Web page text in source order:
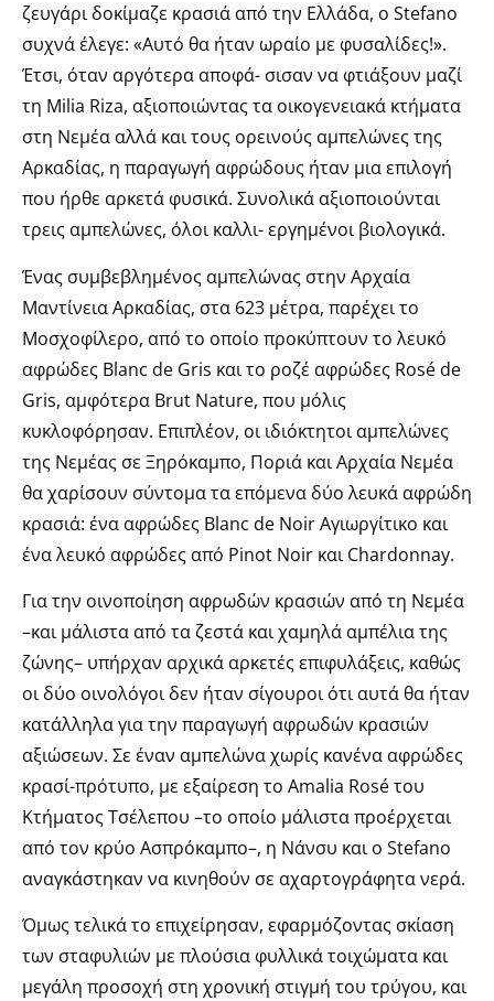
ζευγάρι δοκίμαζε κρασιά από την Ελλάδα, ο Stefano
συχνά έλεγε: «Αυτό θα ήταν ωραίο με φυσαλίδες!».
Έτσι, όταν αργότερα αποφά- σισαν να φτιάξουν μαζί
τη Milia Riza, αξιοποιώντας τα οικογενειακά κτήματα
στη Νεμέα αλλά και τους ορεινούς αμπελώνες της
Αρκαδίας, η παραγωγή αφρώδους ήταν μια επιλογή
που ήρθε αρκετά φυσικά. Συνολικά αξιοποιούνται
τρεις αμπελώνες, όλοι καλλι- εργημένοι βιολογικά.
Ένας συμβεβλημένος αμπελώνας στην Αρχαία
Μαντίνεια Αρκαδίας, στα 623 μέτρα, παρέχει το
Μοσχοφίλερο, από το οποίο προκύπτουν το λευκό
αφρώδες Blanc de Gris και το ροζέ αφρώδες Rosé de
Gris, αμφότερα Brut Nature, που μόλις
κυκλοφόρησαν. Επιπλέον, οι ιδιόκτητοι αμπελώνες
της Νεμέας σε Ξηρόκαμπο, Ποριά και Αρχαία Νεμέα
θα χαρίσουν σύντομα τα επόμενα δύο λευκά αφρώδη
κρασιά: ένα αφρώδες Blanc de Noir Αγιωργίτικο και
ένα λευκό αφρώδες από Pinot Noir και Chardonnay.
Για την οινοποίηση αφρωδών κρασιών από τη Νεμέα
–και μάλιστα από τα ζεστά και χαμηλά αμπέλια της
ζώνης– υπήρχαν αρχικά αρκετές επιφυλάξεις, καθώς
οι δύο οινολόγοι δεν ήταν σίγουροι ότι αυτά θα ήταν
κατάλληλα για την παραγωγή αφρωδών κρασιών
αξιώσεων. Σε έναν αμπελώνα χωρίς κανένα αφρώδες
κρασί-πρότυπο, με εξαίρεση το Amalia Rosé του
Κτήματος Τσέλεπου –το οποίο μάλιστα προέρχεται
από τον κρύο Ασπρόκαμπο–, η Νάνσυ και ο Stefano
αναγκάστηκαν να κινηθούν σε αχαρτογράφητα νερά.
Όμως τελικά το επιχείρησαν, εφαρμόζοντας σκίαση
των σταφυλιών με πλούσια φυλλικά τοιχώματα και
μεγάλη προσοχή στη χρονική στιγμή του τρύγου, και